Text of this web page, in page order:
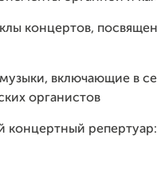
концертов,
включающие в
органистов